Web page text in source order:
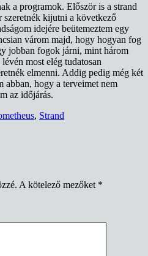
a programok. Először is a strand
szeretnék kijutni a következő
idejére beütemeztem egy
várom majd, hogy hogyan fog
jobban fogok járni, mint három
most elég tudatosan
elmenni. Addig pedig még két
hogy a terveimet nem
az időjárás.
, Strand
A kötelező mezőket *